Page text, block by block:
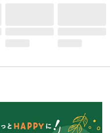
(20~35kg):28枚以内●超大型犬
)550.0g
ピオカ粉、大豆タンパク、グ